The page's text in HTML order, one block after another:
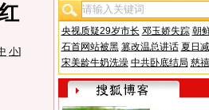
小]
央视质疑29岁市长 邓玉娇失踪 朝
石首网站被黑 篡改温总讲话 夏日
宋美龄牛奶洗澡 中共卧底结局 慈